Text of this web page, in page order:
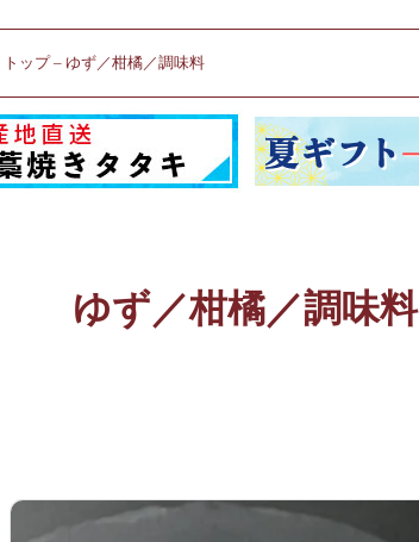
トップ ゆず／柑橘／調味料
ゆず／柑橘／調味料